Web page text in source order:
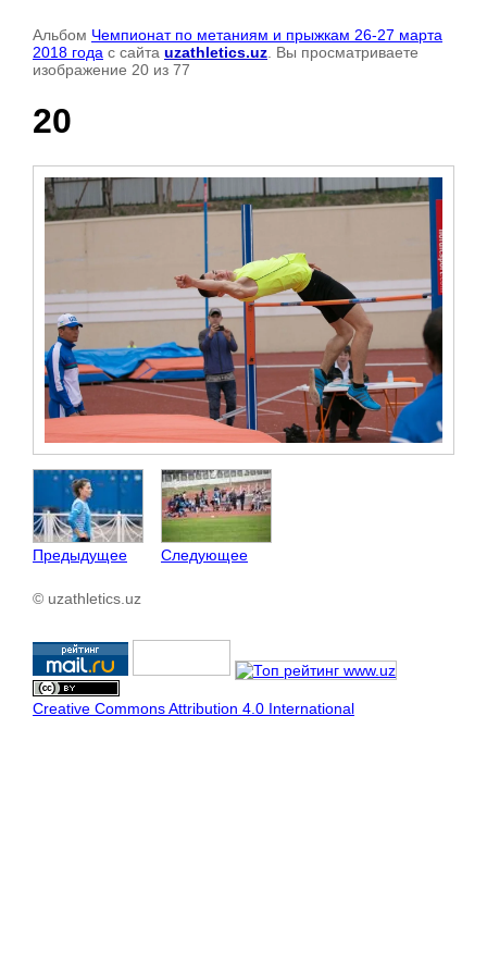
Альбом Чемпионат по метаниям и прыжкам 26-27 марта
2018 года с сайта uzathletics.uz . Вы просматриваете
изображение 20 из 77
20
Предыдущее Следующее
© uzathletics.uz
Creative Commons Attribution 4.0 International